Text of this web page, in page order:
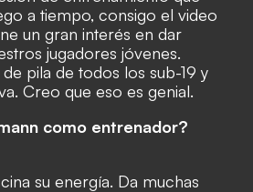
a tiempo, consigo el video
un gran interés en dar
jugadores jóvenes.
pila de todos los sub-19 y
Creo que eso es genial.
como entrenador?
su energía. Da muchas